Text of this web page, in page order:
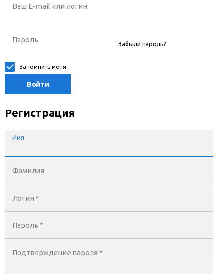
Ваш E-mail или логин:
Пароль Забыли пароль?
Запомнить меня
Войти
Регистрация
Имя
Фамилия
Логин *
Пароль *
Подтверждение пароля *